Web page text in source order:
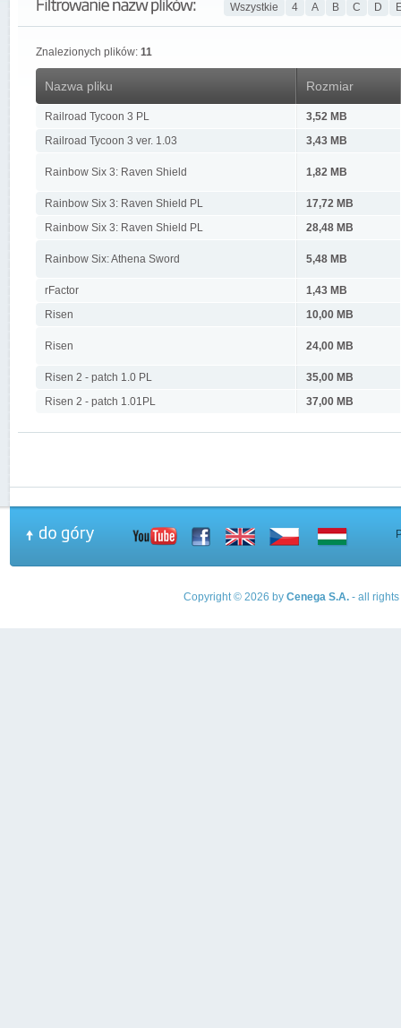
Wszystkie 4 A B C D
Znalezionych plików: 11
Nazwa pliku Rozmiar
Railroad Tycoon 3 PL
3,52 MB
Railroad Tycoon 3 ver. 1.03
3,43 MB
Rainbow Six 3: Raven Shield 1,82 MB
Rainbow Six 3: Raven Shield PL
17,72 MB
Rainbow Six 3: Raven Shield PL
28,48 MB
Rainbow Six: Athena Sword 5,48 MB
rFactor
1,43 MB
Risen
10,00 MB
Risen 24,00 MB
Risen 2 - patch 1.0 PL
35,00 MB
Risen 2 - patch 1.01PL
37,00 MB
Copyright © 2026 by Cenega S.A.- all rights